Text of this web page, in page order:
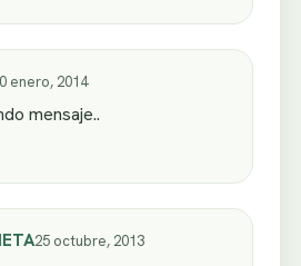
enero, 2014
mensaje..
25 octubre, 2013